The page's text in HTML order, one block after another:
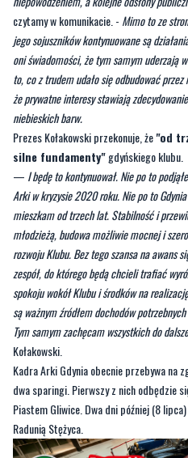
czytamy w komunikacie. - Mimo to ze
jego sojuszników kontynuowane są
oni świadomości, że tym samym uderzają
to, co z trudem udało się odbudować
że prywatne interesy stawiają
niebieskich barw.
Prezes Kołakowski przekonuje, że"od
silne fundamenty"gdyńskiego klubu.
— I będę to kontynuował. Nie po to
Arki w kryzysie 2020 roku. Nie po to
mieszkam od trzech lat. Stabilność i
młodzieżą, budowa możliwie mocnej i
rozwoju Klubu. Bez tego szansa na awans
zespół, do którego będą chcieli trafiać
spokoju wokół Klubu i środków na
są ważnym źródłem dochodów
Tym samym zachęcam wszystkich do
Kołakowski.
Kadra Arki Gdynia obecnie przebywa na
dwa sparingi. Pierwszy z nich odbędzie
Piastem Gliwice. Dwa dni później (8
Radunią Stężyca.